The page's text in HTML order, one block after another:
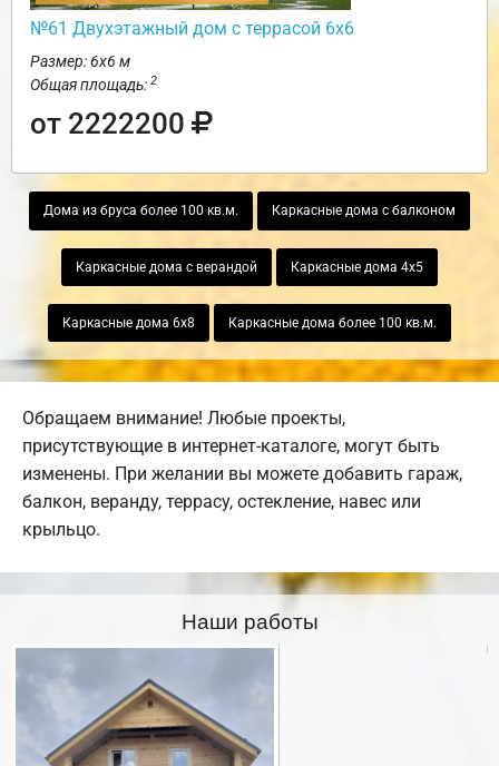
№61 Двухэтажный дом с террасой 6х6
Размер: 6х6 м
Общая площадь: 2
от 2222200
Дома из бруса более 100 кв.м. Каркасные дома с балконом
Каркасные дома с верандой Каркасные дома 4х5
Каркасные дома 6х8 Каркасные дома более 100 кв.м.
Обращаем внимание! Любые проекты,
присутствующие в интернет-каталоге, могут быть
изменены. При желании вы можете добавить гараж,
балкон, веранду, террасу, остекление, навес или
крыльцо.
Наши работы